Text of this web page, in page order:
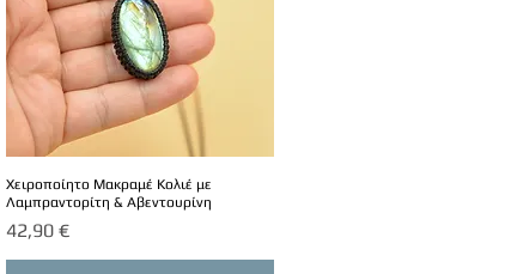
Χειροποίητο Μακραμέ Κολιέ με
Λαμπραντορίτη & Αβεντουρίνη
Τιμή
42,90 €